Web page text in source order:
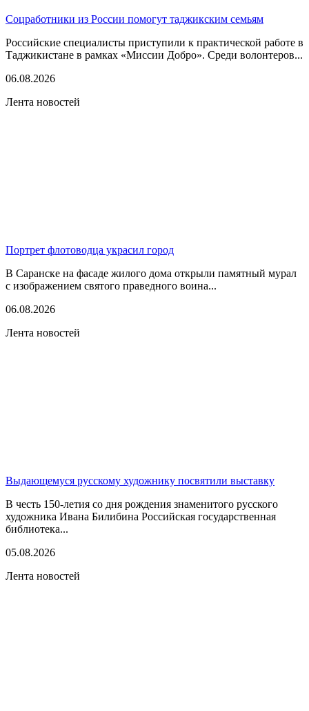
Соцработники из России помогут таджикским семьям
Российские специалисты приступили к практической работе в
Таджикистане в рамках «Миссии Добро». Среди волонтеров...
06.08.2026
Лента новостей
Портрет флотоводца украсил город
В Саранске на фасаде жилого дома открыли памятный мурал
с изображением святого праведного воина...
06.08.2026
Лента новостей
Выдающемуся русскому художнику посвятили выставку
В честь 150-летия со дня рождения знаменитого русского
художника Ивана Билибина Российская государственная
библиотека...
05.08.2026
Лента новостей